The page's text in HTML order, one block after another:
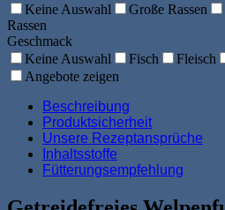
Keine Auswahl
Große Rassen
Rassen
Geschmack
Keine Auswahl
Fisch Fleisch
Angebote zeigen
Beschreibung
Produktsicherheit
Unsere Rezeptansprüche
Inhaltsstoffe
Fütterungsempfehlung